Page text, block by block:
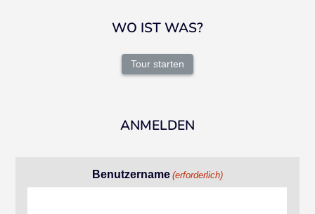
WO IST WAS?
Tour starten
ANMELDEN
Benutzername (erforderlich)